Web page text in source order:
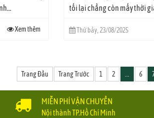
Xem thêm
tối lại chẳng còn mấy thời
Thứ bảy, 23/08/2025
Trang Đầu Trang Trước 1 2 6
MIỄN PHÍ VẬN CHUYỂN
Nội thành TP.Hồ Chí Minh